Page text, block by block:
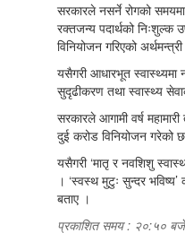
सरकारले नसर्ने रोगको
रक्तजन्य पदार्थको निःशुल्क
विनियोजन गरिएको
यसैगरी आधारभूत स्वास्थ्यमा
सुदृढीकरण तथा स्वास्थ्य
सरकारले आगामी वर्ष
दुई करोड विनियोजन गरेको
यसैगरी ‘मातृ र नवशिशु
। ‘स्वस्थ मुटुः सुन्दर
बताए ।
प्रकाशित समय : २०:५० बजे